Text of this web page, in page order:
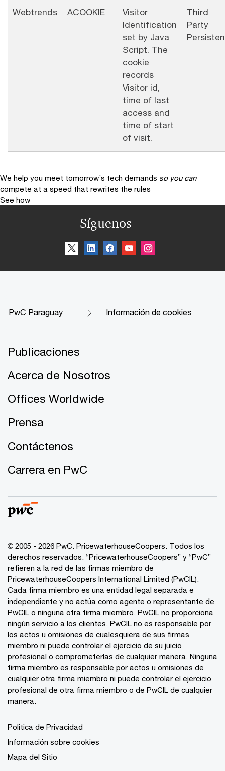
Webtrends ACOOKIE
Visitor
Identification
set by Java
Script. The
cookie
records
Visitor id,
time of last
access and
time of start
of visit.
Third
Party
We help you meet tomorrow’s tech demands so you can
compete at a speed that rewrites the rules
See how
Síguenos
PwC Paraguay Información de cookies
Publicaciones
Acerca de Nosotros
Offices Worldwide
Prensa
Contáctenos
Carrera en PwC
© 2005 - 2026 PwC. PricewaterhouseCoopers. Todos los
derechos reservados. “PricewaterhouseCoopers” y “PwC”
refieren a la red de las firmas miembro de
PricewaterhouseCoopers International Limited (PwCIL).
Cada firma miembro es una entidad legal separada e
independiente y no actúa como agente o representante de
PwCIL o ninguna otra firma miembro. PwCIL no proporciona
ningún servicio a los clientes. PwCIL no es responsable por
los actos u omisiones de cualesquiera de sus firmas
miembro ni puede controlar el ejercicio de su juicio
profesional o comprometerlas de cualquier manera. Ninguna
firma miembro es responsable por actos u omisiones de
cualquier otra firma miembro ni puede controlar el ejercicio
profesional de otra firma miembro o de PwCIL de cualquier
manera.
Politica de Privacidad
Información sobre cookies
Mapa del Sitio